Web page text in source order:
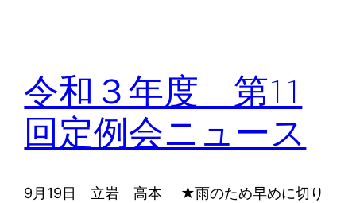
令和３年度 第11
回定例会ニュース
9月19日 立岩 高本 ★雨のため早めに切り